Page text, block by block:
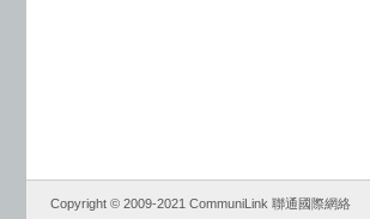
Copyright © 2009-2021 CommuniLink 聯通國際網絡